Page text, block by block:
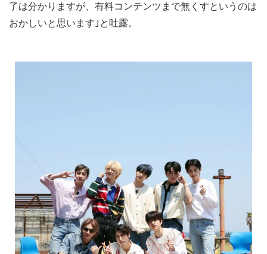
了は分かりますが、有料コンテンツまで無くすというのは
おかしいと思います｣と吐露。